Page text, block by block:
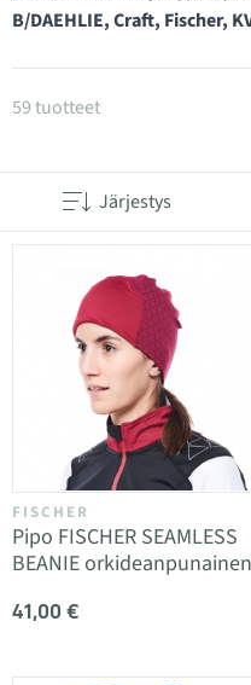
B/DAEHLIE, Craft, Fischer,
Tuotteet kategoriassa
59 tuotteet
Järjestys
FISCHER
Pipo FISCHER SEAMLESS
BEANIE orkideanpunainen
41,00 €